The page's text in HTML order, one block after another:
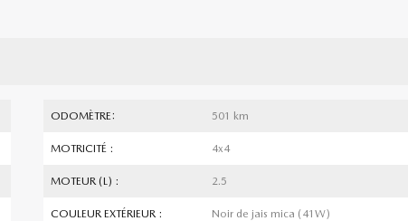
ODOMÈTRE: 501 km
MOTRICITÉ : 4x4
MOTEUR (L) : 2.5
COULEUR EXTÉRIEUR : Noir de jais mica (41W)